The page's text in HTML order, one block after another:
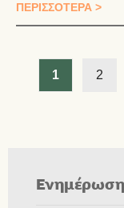
ΠΕΡΙΣΣΟΤΕΡΑ >
1 2
Ενημέρωση